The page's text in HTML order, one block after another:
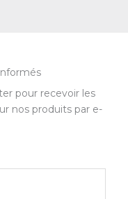
pour recevoir les
nos produits par e-